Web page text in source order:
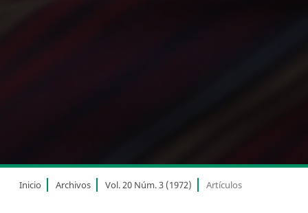
Inicio Archivos Vol. 20 Núm. 3 (1972) Artículos